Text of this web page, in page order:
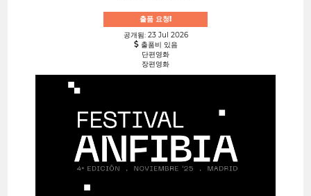
출품 요청!
공개됨: 23 Jul 2026
출품비 있음
단편영화
장편영화